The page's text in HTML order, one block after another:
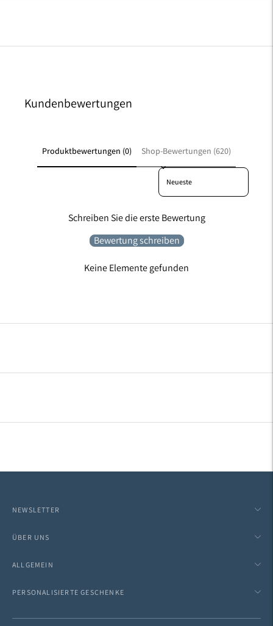
Kundenbewertungen
Produktbewertungen (0) Shop-Bewertungen (620)
Sort reviews by
Schreiben Sie die erste Bewertung
Bewertung schreiben
Keine Elemente gefunden
NEWSLETTER
ÜBER UNS
ALLGEMEIN
PERSONALISIERTE GESCHENKE